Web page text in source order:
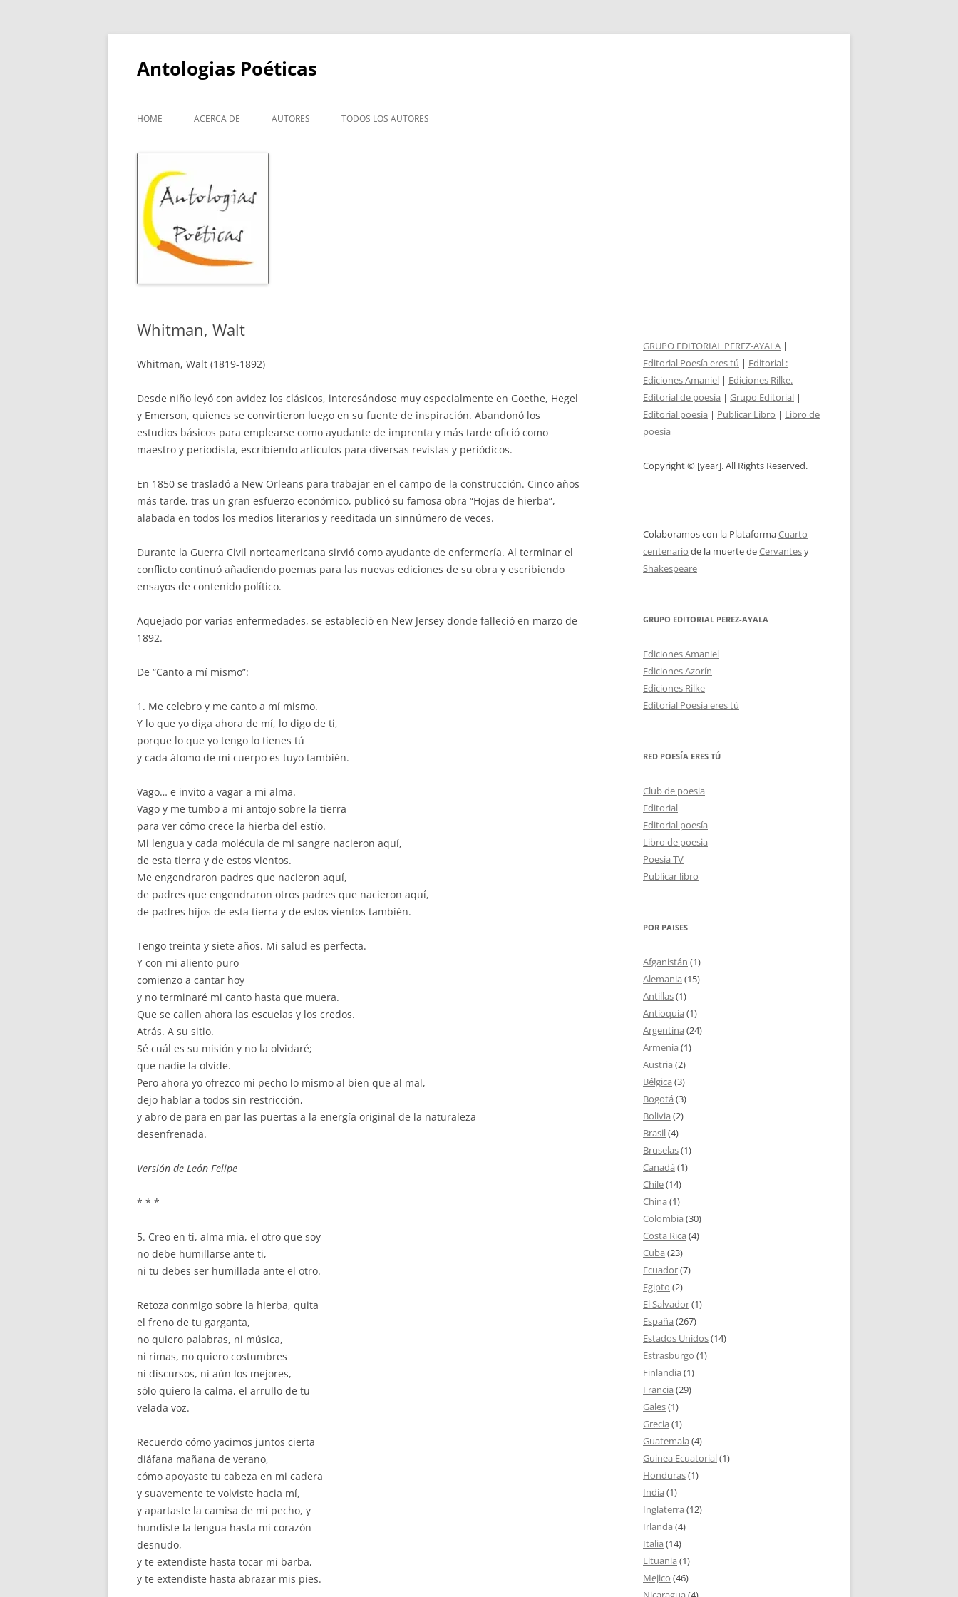
Skip
Antologias Poéticas
HOME ACERCA DE AUTORES TODOS LOS AUTORES
Whitman, Walt
Whitman, Walt (1819-1892)
Desde niño leyó con avidez los clásicos, interesándose muy especialmente en Goethe, Hegel
y Emerson, quienes se convirtieron luego en su fuente de inspiración. Abandonó los
estudios básicos para emplearse como ayudante de imprenta y más tarde ofició como
maestro y periodista, escribiendo artículos para diversas revistas y periódicos.
En 1850 se trasladó a New Orleans para trabajar en el campo de la construcción. Cinco años
más tarde, tras un gran esfuerzo económico, publicó su famosa obra “Hojas de hierba”,
alabada en todos los medios literarios y reeditada un sinnúmero de veces.
Durante la Guerra Civil norteamericana sirvió como ayudante de enfermería. Al terminar el
conflicto continuó añadiendo poemas para las nuevas ediciones de su obra y escribiendo
ensayos de contenido político.
Aquejado por varias enfermedades, se estableció en New Jersey donde falleció en marzo de
1892.
De “Canto a mí mismo”:
1. Me celebro y me canto a mí mismo.
Y lo que yo diga ahora de mí, lo digo de ti,
porque lo que yo tengo lo tienes tú
y cada átomo de mi cuerpo es tuyo también.
Vago… e invito a vagar a mi alma.
Vago y me tumbo a mi antojo sobre la tierra
para ver cómo crece la hierba del estío.
Mi lengua y cada molécula de mi sangre nacieron aquí,
de esta tierra y de estos vientos.
Me engendraron padres que nacieron aquí,
de padres que engendraron otros padres que nacieron aquí,
de padres hijos de esta tierra y de estos vientos también.
Tengo treinta y siete años. Mi salud es perfecta.
Y con mi aliento puro
comienzo a cantar hoy
y no terminaré mi canto hasta que muera.
Que se callen ahora las escuelas y los credos.
Atrás. A su sitio.
Sé cuál es su misión y no la olvidaré;
que nadie la olvide.
Pero ahora yo ofrezco mi pecho lo mismo al bien que al mal,
dejo hablar a todos sin restricción,
y abro de para en par las puertas a la energía original de la naturaleza
desenfrenada.
Versión de León Felipe
* * *
5. Creo en ti, alma mía, el otro que soy
no debe humillarse ante ti,
ni tu debes ser humillada ante el otro.
Retoza conmigo sobre la hierba, quita
el freno de tu garganta,
no quiero palabras, ni música,
ni rimas, no quiero costumbres
ni discursos, ni aún los mejores,
sólo quiero la calma, el arrullo de tu
velada voz.
Recuerdo cómo yacimos juntos cierta
diáfana mañana de verano,
cómo apoyaste tu cabeza en mi cadera
y suavemente te volviste hacia mí,
y apartaste la camisa de mi pecho, y
hundiste la lengua hasta mi corazón
desnudo,
y te extendiste hasta tocar mi barba,
y te extendiste hasta abrazar mis pies.
GRUPO EDITORIAL PEREZ-AYALA |
Editorial Poesía eres tú | Editorial :
Ediciones Amaniel | Ediciones Rilke.
Editorial de poesía | Grupo Editorial |
Editorial poesía | Publicar Libro | Libro de
poesía
Copyright © [year]. All Rights Reserved.
Colaboramos con la PlataformaCuarto
centenario de la muerte deCervantesy
Shakespeare
GRUPO EDITORIAL PEREZ-AYALA
Ediciones Amaniel
Ediciones Azorín
Ediciones Rilke
Editorial Poesía eres tú
RED POESÍA ERES TÚ
Club de poesia
Editorial
Editorial poesía
Libro de poesia
Poesia TV
Publicar libro
POR PAISES
Afganistán (1)
Alemania (15)
Antillas(1)
Antioquía (1)
Argentina (24)
Armenia (1)
Austria (2)
Bélgica (3)
Bogotá (3)
Bolivia (2)
Brasil(4)
Bruselas(1)
Canadá (1)
Chile(14)
China (1)
Colombia (30)
Costa Rica (4)
Cuba (23)
Ecuador(7)
Egipto (2)
El Salvador(1)
España (267)
Estados Unidos(14)
Estrasburgo (1)
Finlandia (1)
Francia (29)
Gales(1)
Grecia (1)
Guatemala (4)
Guinea Ecuatorial(1)
Honduras(1)
India (1)
Inglaterra (12)
Irlanda (4)
Italia (14)
Lituania (1)
Mejico (46)